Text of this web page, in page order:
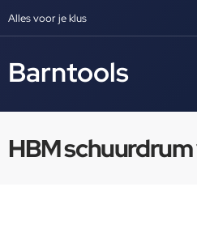
Alles voor je klus
Barntools
HBM